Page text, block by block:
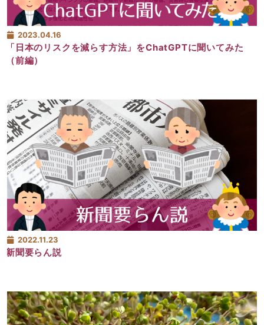
2023.04.16
「日本のリスクを減らす方法」をChatGPTに聞いてみた
（前編）
2022.11.23
新聞要らん説